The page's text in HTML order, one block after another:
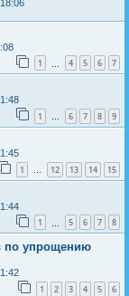
1 4 5 6 7
1 … 6 7 8 9
1 … 12 13 14 15
1 5 6 7 8
по упрощению
1 2 3 4 5 6